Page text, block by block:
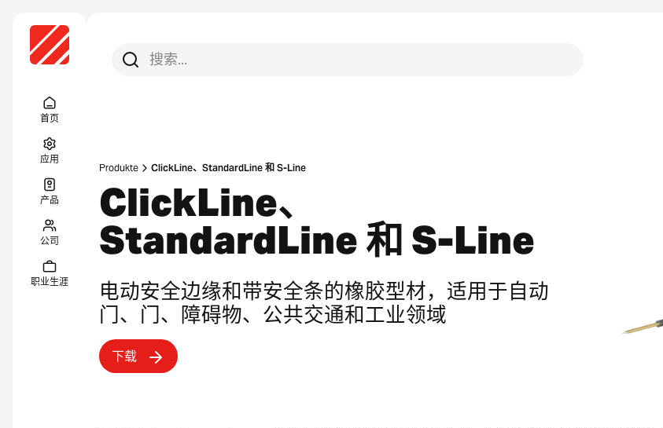
首页
应用
产品
公司
职业生涯
搜索
搜索
Produkte ClickLine、StandardLine 和 S-Line
ClickLine、
StandardLine 和 S-Line
电动安全边缘和带安全条的橡胶型材，适用于自动
门、门、障碍物、公共交通和工业领域
下载